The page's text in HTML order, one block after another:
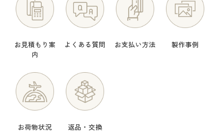
お見積もり案
内
よくある質問 お支払い方法 製作事例
お荷物状況 返品・交換